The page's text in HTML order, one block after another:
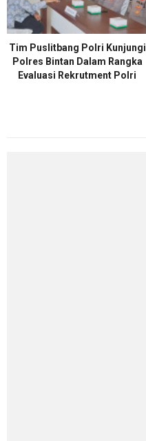
Tim Puslitbang Polri Kunjungi
Polres Bintan Dalam Rangka
Evaluasi Rekrutment Polri